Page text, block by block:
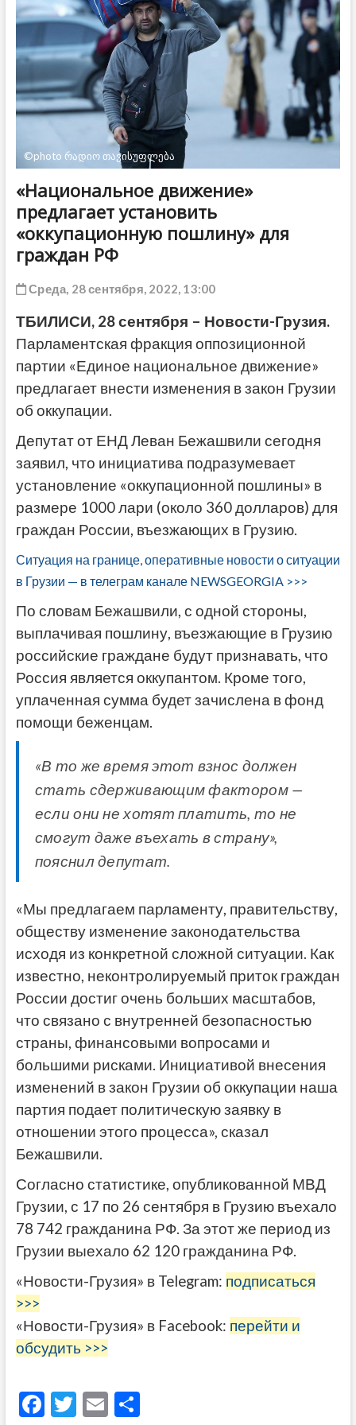
©photo რადიო თავისუფლება
«Национальное движение»
предлагает установить
«оккупационную пошлину» для
граждан РФ
Среда, 28 сентября, 2022, 13:00
ТБИЛИСИ, 28 сентября – Новости-Грузия.
Парламентская фракция оппозиционной
партии «Единое национальное движение»
предлагает внести изменения в закон Грузии
об оккупации.
Депутат от ЕНД Леван Бежашвили сегодня
заявил, что инициатива подразумевает
установление «оккупационной пошлины» в
размере 1000 лари (около 360 долларов) для
граждан России, въезжающих в Грузию.
Ситуация на границе, оперативные новости о ситуации
в Грузии — в телеграм канале NEWSGEORGIA >>>
По словам Бежашвили, с одной стороны,
выплачивая пошлину, въезжающие в Грузию
российские граждане будут признавать, что
Россия является оккупантом. Кроме того,
уплаченная сумма будет зачислена в фонд
помощи беженцам.
«В то же время этот взнос должен
стать сдерживающим фактором —
если они не хотят платить, то не
смогут даже въехать в страну»,
пояснил депутат.
«Мы предлагаем парламенту, правительству,
обществу изменение законодательства
исходя из конкретной сложной ситуации. Как
известно, неконтролируемый приток граждан
России достиг очень больших масштабов,
что связано с внутренней безопасностью
страны, финансовыми вопросами и
большими рисками. Инициативой внесения
изменений в закон Грузии об оккупации наша
партия подает политическую заявку в
отношении этого процесса», сказал
Бежашвили.
Согласно статистике, опубликованной МВД
Грузии, с 17 по 26 сентября в Грузию въехало
78 742 гражданина РФ. За этот же период из
Грузии выехало 62 120 гражданина РФ.
«Новости-Грузия» в Telegram: подписаться
>>>
«Новости-Грузия» в Facebook: перейти и
обсудить >>>
F T E О